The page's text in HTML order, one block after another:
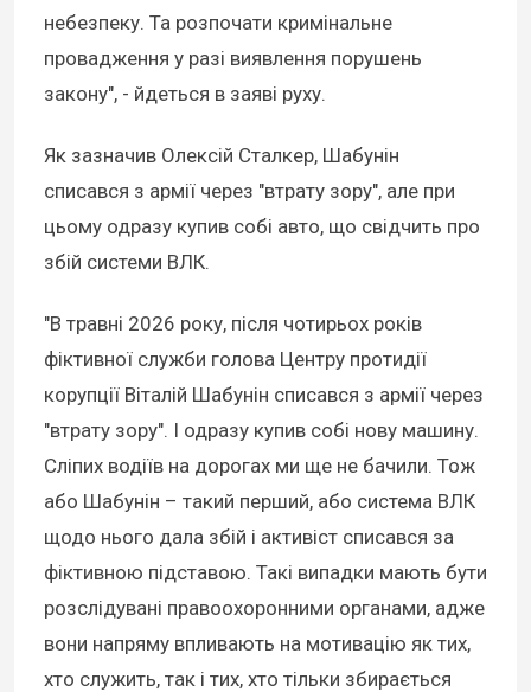
небезпеку. Та розпочати кримінальне
провадження у разі виявлення порушень
закону", - йдеться в заяві руху.
Як зазначив Олексій Сталкер, Шабунін
списався з армії через "втрату зору", але при
цьому одразу купив собі авто, що свідчить про
збій системи ВЛК.
"В травні 2026 року, після чотирьох років
фіктивної служби голова Центру протидії
корупції Віталій Шабунін списався з армії через
"втрату зору". І одразу купив собі нову машину.
Сліпих водіїв на дорогах ми ще не бачили. Тож
або Шабунін – такий перший, або система ВЛК
щодо нього дала збій і активіст списався за
фіктивною підставою. Такі випадки мають бути
розслідувані правоохоронними органами, адже
вони напряму впливають на мотивацію як тих,
хто служить, так і тих, хто тільки збирається